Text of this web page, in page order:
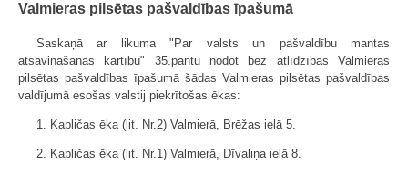
Valmieras pilsētas pašvaldības īpašumā
Saskaņā ar likuma "Par valsts un pašvaldību mantas
atsavināšanas kārtību" 35.pantu nodot bez atlīdzības Valmieras
pilsētas pašvaldības īpašumā šādas Valmieras pilsētas pašvaldības
valdījumā esošas valstij piekrītošas ēkas:
1. Kapličas ēka (lit. Nr.2) Valmierā, Brēžas ielā 5.
2. Kapličas ēka (lit. Nr.1) Valmierā, Dīvaliņa ielā 8.